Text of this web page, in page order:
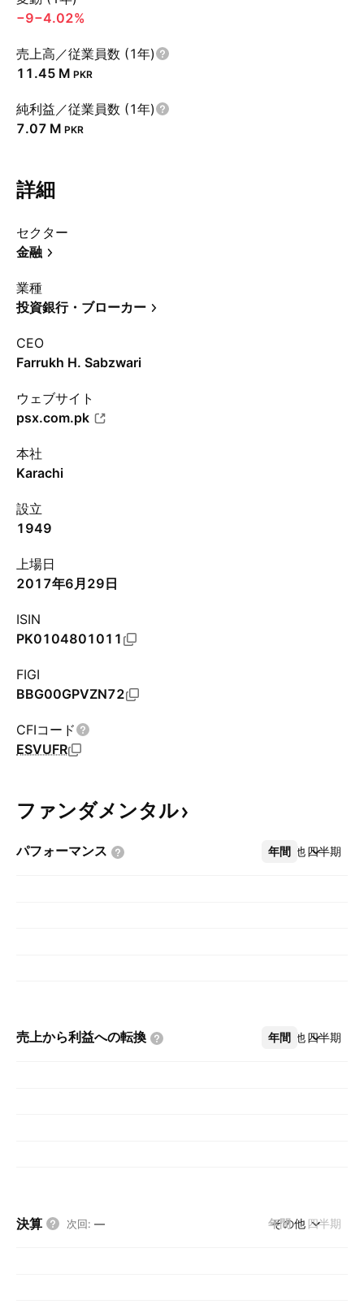
−9−4.02%
売上高／従業員数 (1年)
‪11.45 M‬ PKR
純利益／従業員数 (1年)
‪7.07 M‬ PKR
詳細
セクター
金融
業種
投資銀行・ブローカー
CEO
Farrukh H. Sabzwari
ウェブサイト
psx.com.pk
本社
Karachi
設立
1949
上場日
2017年6月29日
ISIN
PK0104801011
FIGI
BBG00GPVZN72
CFIコード
ESVUFR
ファンダメンタル
パフォーマンス 年間 四半期
その他
売上から利益への転換 年間 四半期
その他
決算 次回: — 年間 四半期
その他